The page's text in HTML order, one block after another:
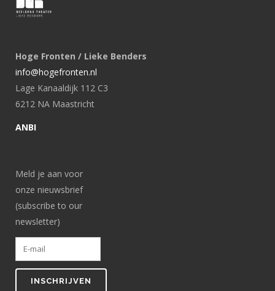
Hoge Fronten / Lieke Benders
info@hogefronten.nl
Lage Kanaaldijk 112 C3
6212 NA Maastricht
ANBI
Meld je aan voor
onze nieuwsbrief
(subscribe to our
newsletter)